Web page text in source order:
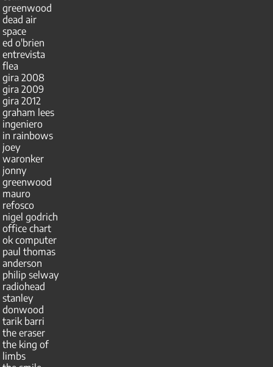
greenwood
dead air
space
ed o'brien
entrevista
flea
gira 2008
gira 2009
gira 2012
graham lees
ingeniero
in rainbows
joey
waronker
jonny
greenwood
mauro
refosco
nigel godrich
office chart
ok computer
paul thomas
anderson
philip selway
radiohead
stanley
donwood
tarik barri
the eraser
the king of
limbs